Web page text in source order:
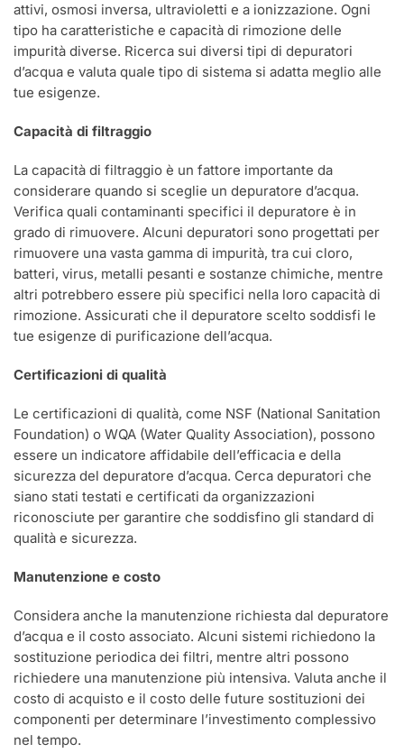
attivi, osmosi inversa, ultravioletti e a ionizzazione. Ogni
tipo ha caratteristiche e capacità di rimozione delle
impurità diverse. Ricerca sui diversi tipi di depuratori
d’acqua e valuta quale tipo di sistema si adatta meglio alle
tue esigenze.
Capacità di filtraggio
La capacità di filtraggio è un fattore importante da
considerare quando si sceglie un depuratore d’acqua.
Verifica quali contaminanti specifici il depuratore è in
grado di rimuovere. Alcuni depuratori sono progettati per
rimuovere una vasta gamma di impurità, tra cui cloro,
batteri, virus, metalli pesanti e sostanze chimiche, mentre
altri potrebbero essere più specifici nella loro capacità di
rimozione. Assicurati che il depuratore scelto soddisfi le
tue esigenze di purificazione dell’acqua.
Certificazioni di qualità
Le certificazioni di qualità, come NSF (National Sanitation
Foundation) o WQA (Water Quality Association), possono
essere un indicatore affidabile dell’efficacia e della
sicurezza del depuratore d’acqua. Cerca depuratori che
siano stati testati e certificati da organizzazioni
riconosciute per garantire che soddisfino gli standard di
qualità e sicurezza.
Manutenzione e costo
Considera anche la manutenzione richiesta dal depuratore
d’acqua e il costo associato. Alcuni sistemi richiedono la
sostituzione periodica dei filtri, mentre altri possono
richiedere una manutenzione più intensiva. Valuta anche il
costo di acquisto e il costo delle future sostituzioni dei
componenti per determinare l’investimento complessivo
nel tempo.